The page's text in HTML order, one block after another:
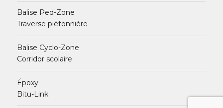
Balise Ped-Zone
Traverse piétonnière
Balise Cyclo-Zone
Corridor scolaire
Époxy
Bitu-Link